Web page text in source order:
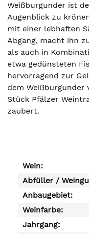
Weißburgunder ist
Augenblick zu
mit einer lebhaften
Abgang, macht ihn
als auch in
etwa gedünsteten
hervorragend zur
dem Weißburgunder
Stück Pfälzer
zaubert.
Wein:
Abfüller /
Anbaugebiet:
Weinfarbe:
Jahrgang: